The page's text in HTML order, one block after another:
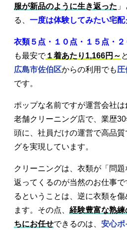
服が新品のように生き返った
る、 一度は体験してみたい宅
衣類５点・１０点・１５点・２
も最安で１着あたり1,166円～
広島市佐伯区からの利用でも圧
です。
ポップな名前ですが運営会社
老舗クリーニング店で、業歴
頭に、社員だけの運営で高品
グを実現しています。
クリーニングは、衣類が「問題
返ってくるのが当然のお仕事
るということは、逆に衣類を
ます。その点、 経験豊富な熟
ちにお任せできるのは、 安心ポ